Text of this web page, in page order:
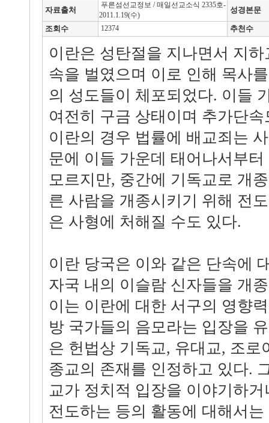
자료출처
푸른섬선교정보 / 매일선교소식 2335호-
2011.1.19(수)
성경본문
조회수 12374 추천수
이란은 성탄절을 지나면서 지
속을 벌였으며 이로 인해 목사
의 성도들이 체포되었다. 이들
여전히 구금 상태이며 추가단
이란의 경우 법률에 배교죄는
문에 이들 가운데 태어나서부
모르지만, 중간에 기독교로 개
른 사람을 개종시키기 위해 전
은 사형에 처해질 수도 있다.
이란 당국은 이와 같은 단속에
자국 내의 이슬람 신자들을 개
이는 이란에 대한 서구의 영향
방 국가들의 음모라는 입장을
은 헌법상 기독교, 유대교, 조로
종교의 존재를 인정하고 있다.
교가 정치적 입장을 이야기하
전도하는 등의 활동에 대해서